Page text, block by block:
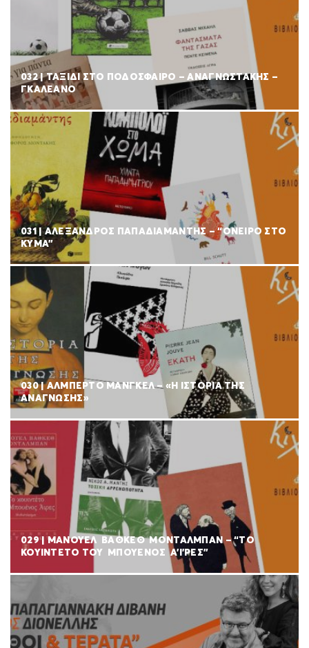
032 | ΤΑΞΙΔΙ ΣΤΟ ΠΟΔΟΣΦΑΙΡΟ – ΑΝΑΓΝΩΣΤΑΚΗΣ –
ΓΚΑΛΕΑΝΟ
031 | ΑΛΕΞΑΝΔΡΟΣ ΠΑΠΑΔΙΑΜΑΝΤΗΣ – “ΟΝΕΙΡΟ ΣΤΟ
ΚΥΜΑ”
030 | ΑΛΜΠΕΡΤΟ ΜΑΝΓΚΕΛ – «Η ΙΣΤΟΡΙΑ ΤΗΣ
ΑΝΑΓΝΩΣΗΣ»
029 | ΜΑΝΟΥΕΛ ΒΑΘΚΕΘ ΜΟΝΤΑΛΜΠΑΝ – “ΤΟ
ΚΟΥΙΝΤΕΤΟ ΤΟΥ ΜΠΟΥΕΝΟΣ Α’Ι’ΡΕΣ”